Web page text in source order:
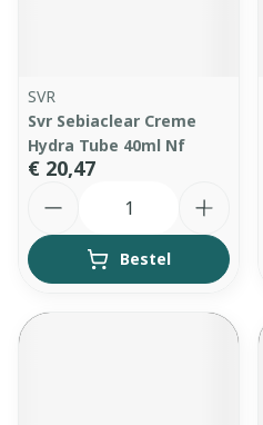
SVR
Svr Sebiaclear Creme
Hydra Tube 40ml Nf
€ 20,47
Bestel